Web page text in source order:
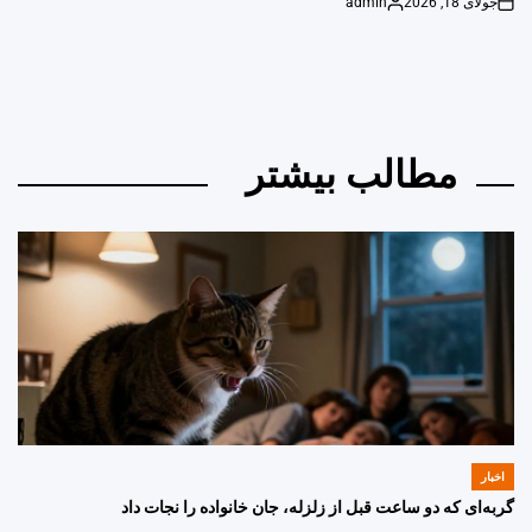
on
Posted
مطالب بیشتر
POSTED
IN
اخبار
گربه‌ای که دو ساعت قبل از زلزله، جان خانواده را نجات داد